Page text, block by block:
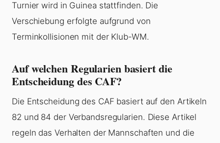
Turnier wird in Guinea stattfinden. Die
Verschiebung erfolgte aufgrund von
Terminkollisionen mit der Klub-WM.
Auf welchen Regularien basiert die
Entscheidung des CAF?
Die Entscheidung des CAF basiert auf den Artikeln
82 und 84 der Verbandsregularien. Diese Artikel
regeln das Verhalten der Mannschaften und die